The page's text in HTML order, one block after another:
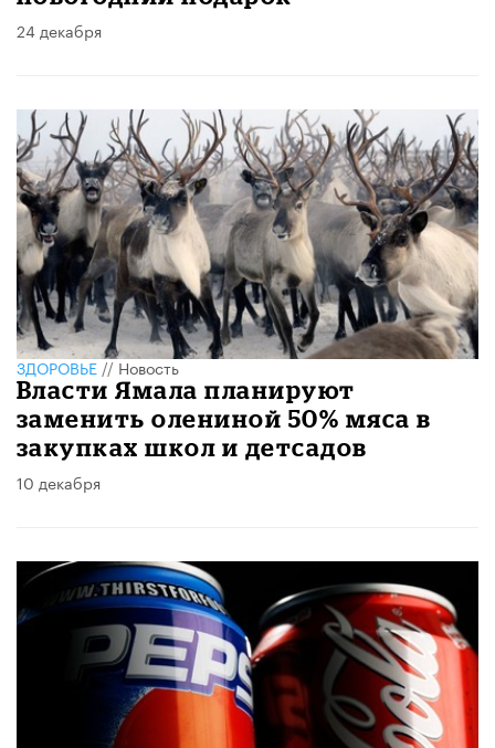
24 декабря
ЗДОРОВЬЕ//Новость
Власти Ямала планируют
заменить олениной 50% мяса в
закупках школ и детсадов
10 декабря